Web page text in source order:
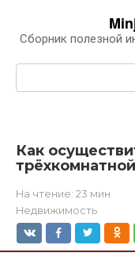
контенту
Сборник полезной
Как
На чтение: 23 мин
Недвижимость